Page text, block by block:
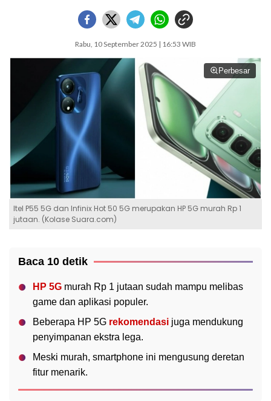
Rabu, 10 September 2025 | 16:53 WIB
Perbesar
Itel P55 5G dan Infinix Hot 50 5G merupakan HP 5G murah Rp 1
jutaan. (Kolase Suara.com)
Baca 10 detik
HP 5G murah Rp 1 jutaan sudah mampu melibas
game dan aplikasi populer.
Beberapa HP 5G rekomendasi juga mendukung
penyimpanan ekstra lega.
Meski murah, smartphone ini mengusung deretan
fitur menarik.